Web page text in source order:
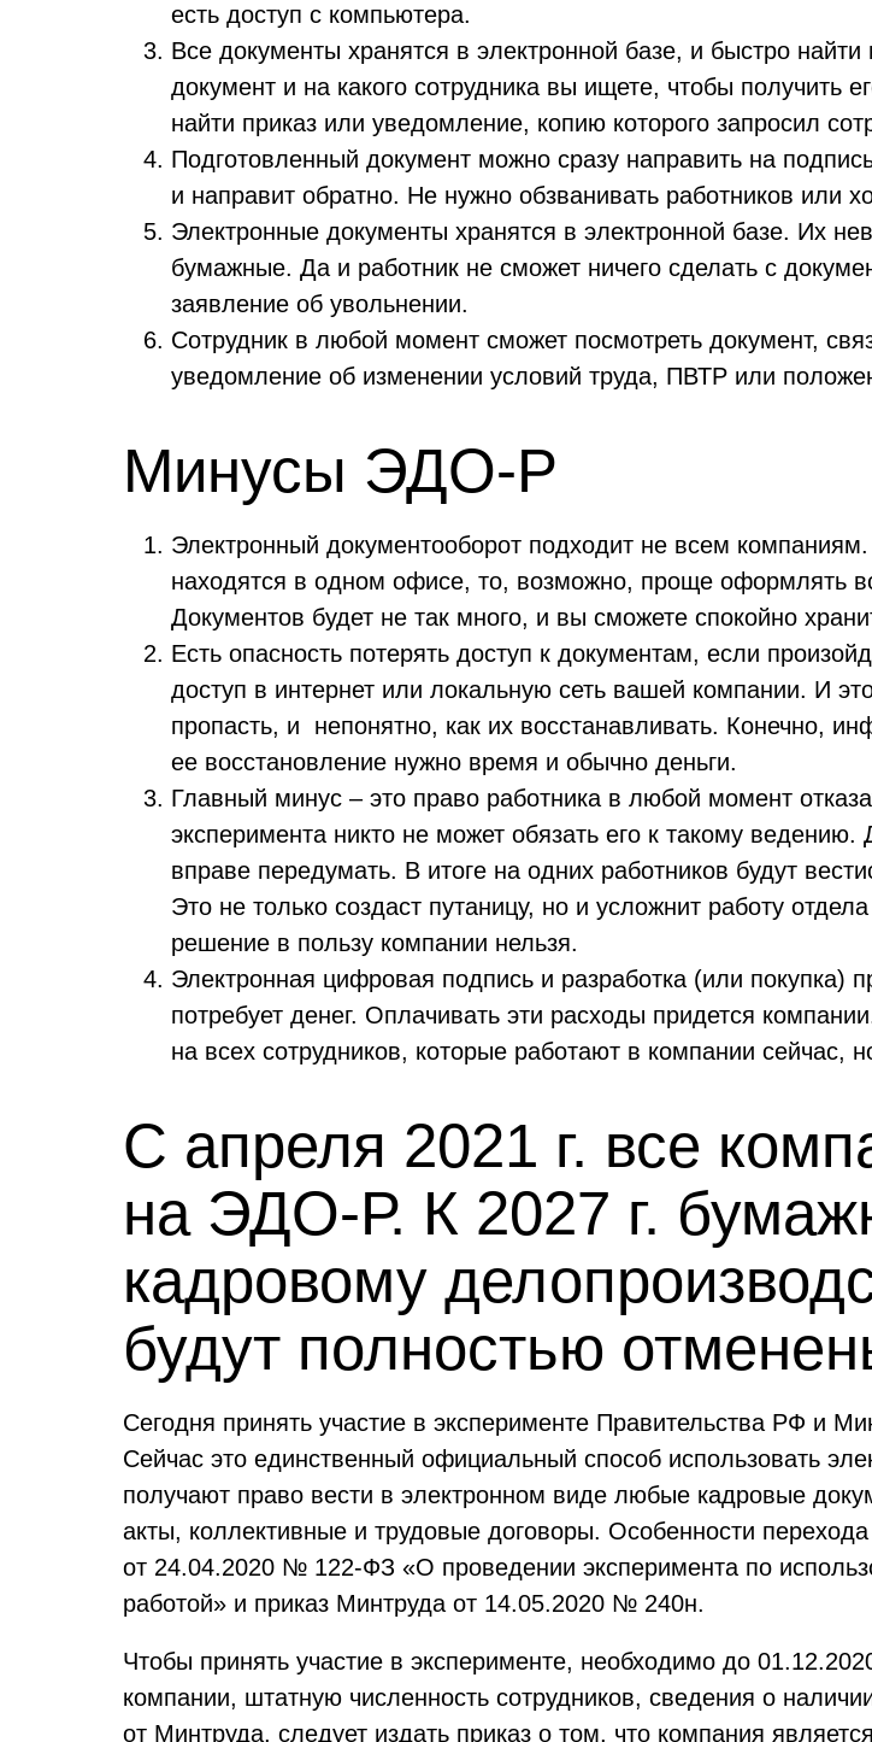
есть доступ с компьютера.
Все документы хранятся в электронной базе, и быстро
документ и на какого сотрудника вы ищете, чтобы получить
найти приказ или уведомление, копию которого запросил
Подготовленный документ можно сразу направить на
и направит обратно. Не нужно обзванивать работников или
Электронные документы хранятся в электронной базе. Их
бумажные. Да и работник не сможет ничего сделать с
заявление об увольнении.
Сотрудник в любой момент сможет посмотреть документ,
уведомление об изменении условий труда, ПВТР или
Минусы ЭДО-Р
Электронный документооборот подходит не всем
находятся в одном офисе, то, возможно, проще оформлять
Документов будет не так много, и вы сможете спокойно
Есть опасность потерять доступ к документам, если
доступ в интернет или локальную сеть вашей компании. И
пропасть, и непонятно, как их восстанавливать. Конечно,
ее восстановление нужно время и обычно деньги.
Главный минус – это право работника в любой момент
эксперимента никто не может обязать его к такому
вправе передумать. В итоге на одних работников будут
Это не только создаст путаницу, но и усложнит работу
решение в пользу компании нельзя.
Электронная цифровая подпись и разработка (или покупка)
потребует денег. Оплачивать эти расходы придется
на всех сотрудников, которые работают в компании сейчас,
С апреля 2021 г. все
на ЭДО-Р. К 2027 г.
кадровому
будут полностью
Сегодня принять участие в эксперименте Правительства РФ и
Сейчас это единственный официальный способ использовать
получают право вести в электронном виде любые кадровые
акты, коллективные и трудовые договоры. Особенности
от 24.04.2020 № 122-ФЗ «О проведении эксперимента по
работой» и приказ Минтруда от 14.05.2020 № 240н.
Чтобы принять участие в эксперименте, необходимо до
компании, штатную численность сотрудников, сведения о
от Минтруда, следует издать приказ о том, что компания